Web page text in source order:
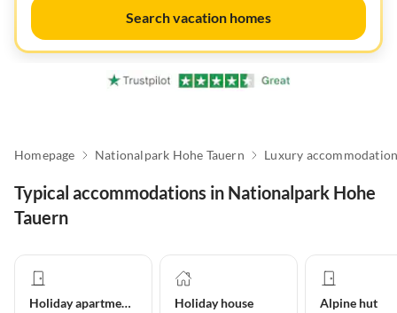
Search vacation homes
Homepage Nationalpark Hohe Tauern Luxury
Typical accommodations in Nationalpark Hohe
Tauern
Holiday apartment Holiday house Alpine hut